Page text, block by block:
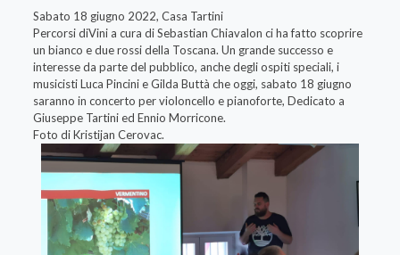
Sabato 18 giugno 2022, Casa Tartini
Percorsi diVini a cura di Sebastian Chiavalon ci ha fatto scoprire
un bianco e due rossi della Toscana. Un grande successo e
interesse da parte del pubblico, anche degli ospiti speciali, i
musicisti Luca Pincini e Gilda Buttà che oggi, sabato 18 giugno
saranno in concerto per violoncello e pianoforte, Dedicato a
Giuseppe Tartini ed Ennio Morricone.
Foto di Kristijan Cerovac.